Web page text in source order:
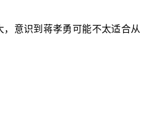
意识到蒋孝勇可能不太适合从